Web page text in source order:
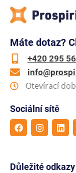
Máte dotaz?
+420 295
Otevírací
Sociální sítě
Důležité odkazy